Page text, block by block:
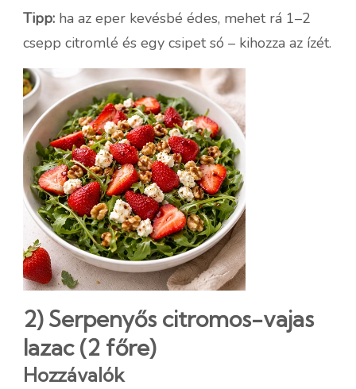
Tipp: ha az eper kevésbé édes, mehet rá 1–2
csepp citromlé és egy csipet só – kihozza az ízét.
2) Serpenyős citromos-vajas
lazac (2 főre)
Hozzávalók